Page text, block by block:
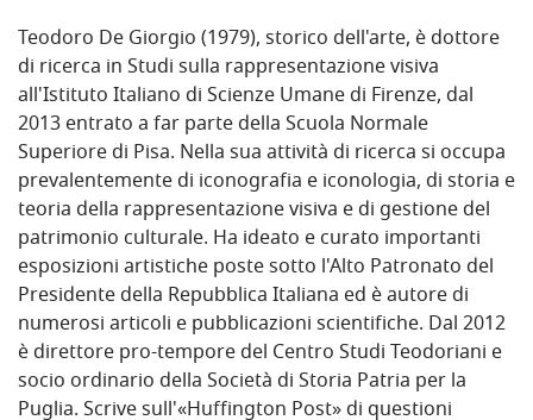
Teodoro De Giorgio (1979), storico dell'arte, è dottore
di ricerca in Studi sulla rappresentazione visiva
all'Istituto Italiano di Scienze Umane di Firenze, dal
2013 entrato a far parte della Scuola Normale
Superiore di Pisa. Nella sua attività di ricerca si occupa
prevalentemente di iconografia e iconologia, di storia e
teoria della rappresentazione visiva e di gestione del
patrimonio culturale. Ha ideato e curato importanti
esposizioni artistiche poste sotto l'Alto Patronato del
Presidente della Repubblica Italiana ed è autore di
numerosi articoli e pubblicazioni scientifiche. Dal 2012
è direttore pro-tempore del Centro Studi Teodoriani e
socio ordinario della Società di Storia Patria per la
Puglia. Scrive sull'«Huffington Post» di questioni